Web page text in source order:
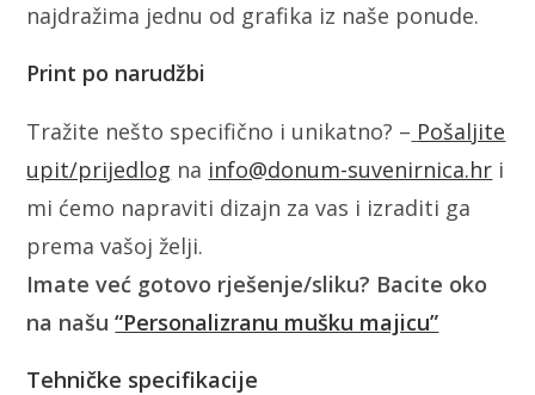
najdražima jednu od grafika iz naše ponude.
Print po narudžbi
Tražite nešto specifično i unikatno? – Pošaljite
upit/prijedlog na info@donum-suvenirnica.hr i
mi ćemo napraviti dizajn za vas i izraditi ga
prema vašoj želji.
Imate već gotovo rješenje/sliku? Bacite oko
na našu“Personalizranu mušku majicu”
Tehničke specifikacije